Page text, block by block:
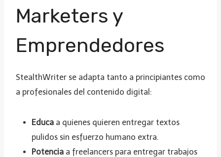
Marketers y
Emprendedores
StealthWriter se adapta tanto a principiantes como
a profesionales del contenido digital:
Educa a quienes quieren entregar textos
pulidos sin esfuerzo humano extra.
Potencia a freelancers para entregar trabajos